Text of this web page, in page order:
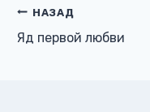
Навигация
по
НАЗАД
Яд первой любви